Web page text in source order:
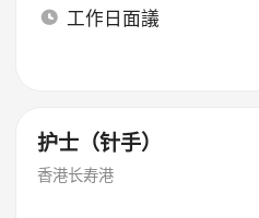
工作日面議
护士（针手）
香港长寿港